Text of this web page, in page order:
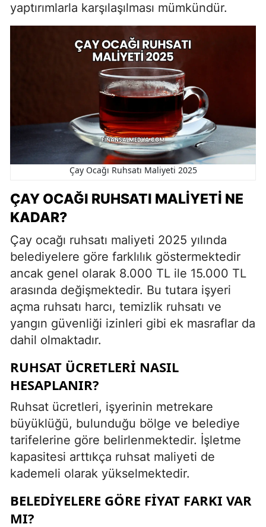
yaptırımlarla karşılaşılması mümkündür.
Çay Ocağı Ruhsatı Maliyeti 2025
ÇAY OCAĞI RUHSATI MALIYETI NE
KADAR?
Çay ocağı ruhsatı maliyeti 2025 yılında
belediyelere göre farklılık göstermektedir
ancak genel olarak 8.000 TL ile 15.000 TL
arasında değişmektedir. Bu tutara işyeri
açma ruhsatı harcı, temizlik ruhsatı ve
yangın güvenliği izinleri gibi ek masraflar da
dahil olmaktadır.
RUHSAT ÜCRETLERI NASIL
HESAPLANIR?
Ruhsat ücretleri, işyerinin metrekare
büyüklüğü, bulunduğu bölge ve belediye
tarifelerine göre belirlenmektedir. İşletme
kapasitesi arttıkça ruhsat maliyeti de
kademeli olarak yükselmektedir.
BELEDIYELERE GÖRE FIYAT FARKI VAR
MI?